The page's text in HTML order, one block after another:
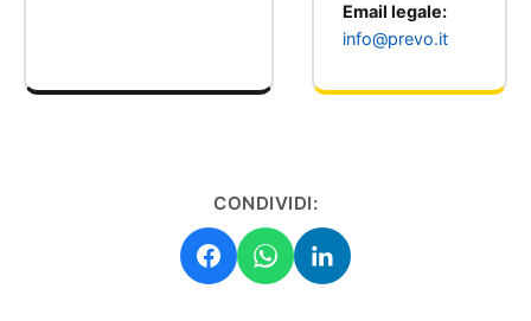
Email legale:
info@prevo.it
CONDIVIDI: